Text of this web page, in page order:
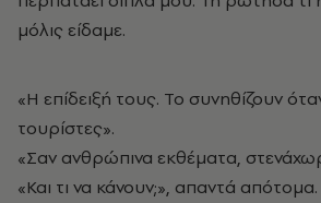
μόλις είδαμε.
«Η επίδειξή τους. Το συνηθίζουν
τουρίστες».
«Σαν ανθρώπινα εκθέματα,
«Και τι να κάνουν;», απαντά απότομα.